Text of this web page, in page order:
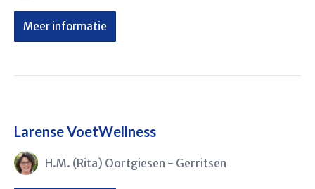
Meer informatie
Larense VoetWellness
H.M. (Rita) Oortgiesen - Gerritsen